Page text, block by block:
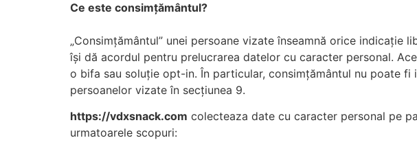
Ce este consimțământul?
„Consimțământul” unei persoane vizate înseamnă orice
își dă acordul pentru prelucrarea datelor cu caracter personal.
o bifa sau soluție opt-in. În particular, consimțământul nu poate
persoanelor vizate în secțiunea 9.
https://vdxsnack.com colecteaza date cu caracter personal pe
urmatoarele scopuri: